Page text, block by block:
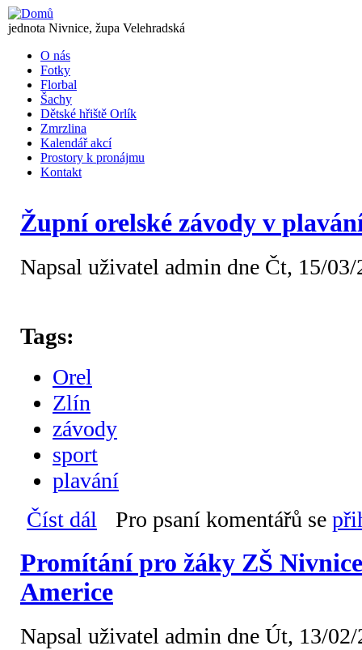
Přejít k hlavnímu obsahu
OREL
jednota Nivnice, župa Velehradská
Hlavní menu
O nás
Fotky
Florbal
Šachy
Dětské hřiště Orlík
Zmrzlina
Kalendář akcí
Prostory k pronájmu
Kontakt
Župní orelské závody v
Napsal uživatel admin dne Čt, 15/
Tags:
Orel
Zlín
závody
sport
plavání
Číst dál Župní orelské závody v plavání
Pro psaní komentářů se
Promítání pro žáky ZŠ
Americe
Napsal uživatel admin dne Út, 13/